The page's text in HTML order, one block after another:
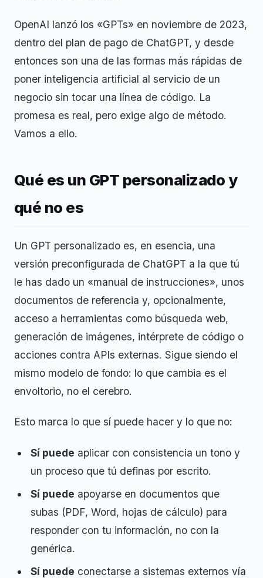
OpenAI lanzó los «GPTs» en noviembre de 2023,
dentro del plan de pago de ChatGPT, y desde
entonces son una de las formas más rápidas de
poner inteligencia artificial al servicio de un
negocio sin tocar una línea de código. La
promesa es real, pero exige algo de método.
Vamos a ello.
Qué es un GPT personalizado y
qué no es
Un GPT personalizado es, en esencia, una
versión preconfigurada de ChatGPT a la que tú
le has dado un «manual de instrucciones», unos
documentos de referencia y, opcionalmente,
acceso a herramientas como búsqueda web,
generación de imágenes, intérprete de código o
acciones contra APIs externas. Sigue siendo el
mismo modelo de fondo: lo que cambia es el
envoltorio, no el cerebro.
Esto marca lo que sí puede hacer y lo que no:
Sí puede aplicar con consistencia un tono y
un proceso que tú definas por escrito.
Sí puede apoyarse en documentos que
subas (PDF, Word, hojas de cálculo) para
responder con tu información, no con la
genérica.
Sí puede conectarse a sistemas externos vía